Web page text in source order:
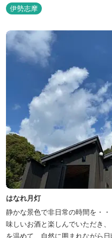
評いただいています。
伊勢志摩
はなれ月灯
静かな景色で非日常の時間を・
味しいお酒と楽しんでいただき
を温めて、自然に囲まれながら日